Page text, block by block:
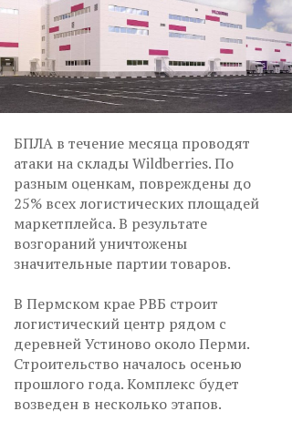
БПЛА в течение месяца проводят
атаки на склады Wildberries. По
разным оценкам, повреждены до
25% всех логистических площадей
маркетплейса. В результате
возгораний уничтожены
значительные партии товаров.
В Пермском крае РВБ строит
логистический центр рядом с
деревней Устиново около Перми.
Строительство началось осенью
прошлого года. Комплекс будет
возведен в несколько этапов.